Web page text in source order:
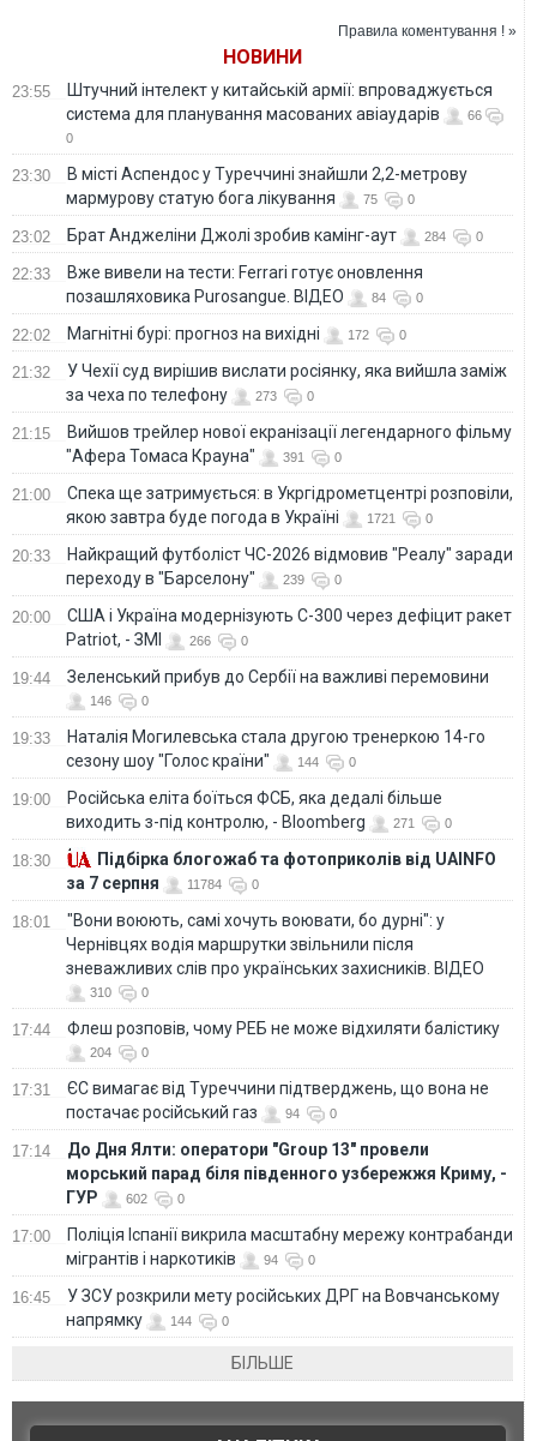
олигархи и, прежде
политолог
Правила коментування ! »
НОВИНИ
23:55
Штучний інтелект у китайській армії: впроваджується
система для планування масованих авіаударів
66
0
23:30
В місті Аспендос у Туреччині знайшли 2,2-метрову
мармурову статую бога лікування
75 0
23:02 Брат Анджеліни Джолі зробив камінг-аут 284 0
22:33
Вже вивели на тести: Ferrari готує оновлення
позашляховика Purosangue. ВІДЕО
84 0
22:02 Магнітні бурі: прогноз на вихідні 172 0
21:32
У Чехії суд вирішив вислати росіянку, яка вийшла заміж
за чеха по телефону
273 0
21:15
Вийшов трейлер нової екранізації легендарного фільму
"Афера Томаса Крауна"
391 0
21:00
Спека ще затримується: в Укргідрометцентрі розповіли,
якою завтра буде погода в Україні
1721 0
20:33
Найкращий футболіст ЧС-2026 відмовив "Реалу" заради
переходу в "Барселону"
239 0
20:00
США і Україна модернізують С-300 через дефіцит ракет
Patriot, - ЗМІ
266 0
19:44 Зеленський прибув до Сербії на важливі перемовини
146 0
19:33
Наталія Могилевська стала другою тренеркою 14-го
сезону шоу "Голос країни"
144 0
19:00
Російська еліта боїться ФСБ, яка дедалі більше
виходить з-під контролю, - Bloomberg
271 0
18:30
Підбірка блогожаб та фотоприколів від UAINFO
за 7 серпня
11784 0
18:01
"Вони воюють, самі хочуть воювати, бо дурні": у
Чернівцях водія маршрутки звільнили після
зневажливих слів про українських захисників. ВІДЕО
310 0
17:44 Флеш розповів, чому РЕБ не може відхиляти балістику
204 0
17:31
ЄС вимагає від Туреччини підтверджень, що вона не
постачає російський газ
94 0
17:14
До Дня Ялти: оператори "Group 13" провели
морський парад біля південного узбережжя Криму, -
ГУР
602 0
17:00
Поліція Іспанії викрила масштабну мережу контрабанди
мігрантів і наркотиків
94 0
16:45
У ЗСУ розкрили мету російських ДРГ на Вовчанському
напрямку
144 0
БІЛЬШЕ